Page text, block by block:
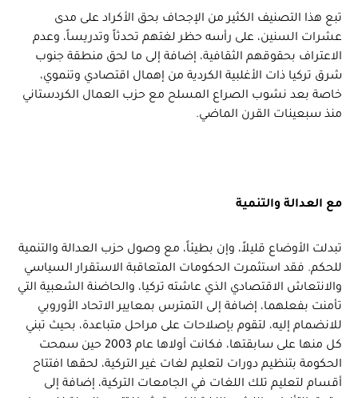
تبع هذا التصنيف الكثير من الإجحاف بحق الأكراد على مدى
عشرات السنين، على رأسه حظر لغتهم تحدثاً وتدريساً، وعدم
الاعتراف بحقوقهم الثقافية، إضافة إلى ما لحق منطقة جنوب
شرق تركيا ذات الأغلبية الكردية من إهمال اقتصادي وتنموي،
خاصة بعد نشوب الصراع المسلح مع حزب العمال الكردستاني
منذ سبعينات القرن الماضي.
مع العدالة والتنمية
تبدلت الأوضاع قليلاً، وإن بطيئاً، مع وصول حزب العدالة والتنمية
للحكم. فقد استثمرت الحكومات المتعاقبة الاستقرار السياسي
والانتعاش الاقتصادي الذي عاشته تركيا، والحاضنة الشعبية التي
تأمنت بفعلهما، إضافة إلى التمترس بمعايير الاتحاد الأوروبي
للانضمام إليه، لتقوم بإصلاحات على مراحل متباعدة، بحيث تبني
كل منها على سابقتها، فكانت أولاها عام 2003 حين سمحت
الحكومة بتنظيم دورات لتعليم لغات غير التركية، لحقها افتتاح
أقسام لتعليم تلك اللغات في الجامعات التركية، إضافة إلى